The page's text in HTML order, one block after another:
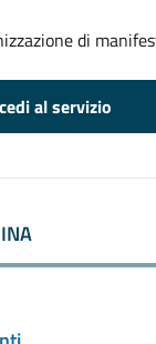
di
al servizio